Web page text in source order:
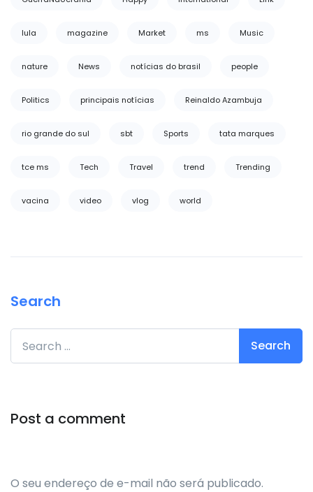
lula magazine Market ms Music
nature News notícias do brasil people
Politics principais notícias Reinaldo Azambuja
rio grande do sul sbt Sports tata marques
tce ms Tech Travel trend Trending
vacina video vlog world
Search
Search for:
Post a comment
O seu endereço de e-mail não será publicado.